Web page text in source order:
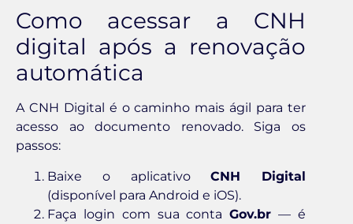
Como acessar a CNH
digital após a renovação
automática
A CNH Digital é o caminho mais ágil para ter
acesso ao documento renovado. Siga os
passos:
Baixe o aplicativoCNH Digital
(disponível para Android e iOS).
Faça login com sua contaGov.br — é